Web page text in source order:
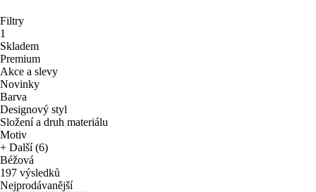
Filtry
1
Skladem
Premium
Akce a slevy
Novinky
Barva
Designový styl
Složení a druh materiálu
Motiv
+ Další (6)
Béžová
197 výsledků
Nejprodávanější